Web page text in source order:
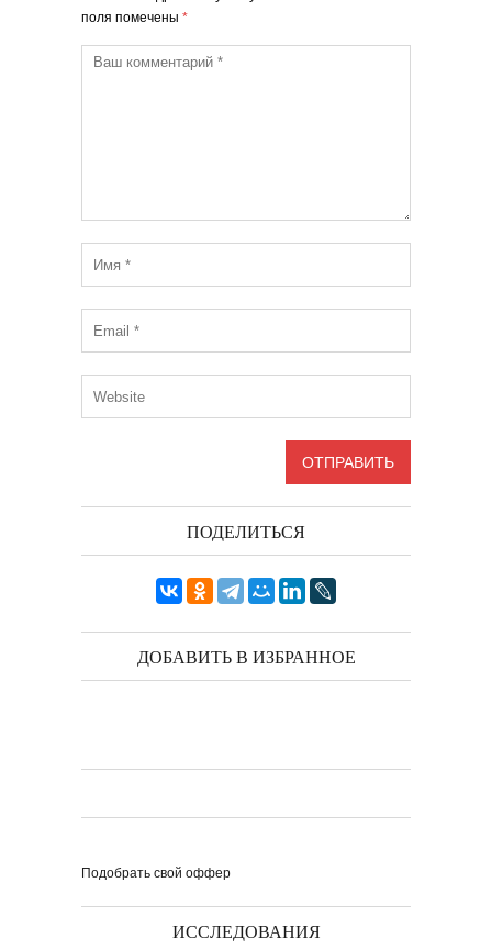
поля помечены *
ПОДЕЛИТЬСЯ
ДОБАВИТЬ В ИЗБРАННОЕ
Подобрать свой оффер
ИССЛЕДОВАНИЯ